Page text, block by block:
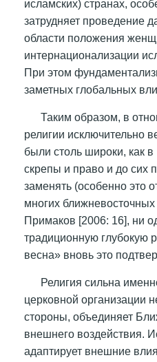
исламских) странах,
затрудняет проведение
области положения
интернационализации
При этом
заметных глобальных
Таким образом, в
религии исключительно
были столь широки, как
скрепы и право и до сих
заменять (особенно это
многих
Примаков [2006: 16], ни
традиционную глубокую
весна» вновь это
Религия сильна
церковной организации
стороны, объединяет
внешнего воздействия.
адаптирует внешние